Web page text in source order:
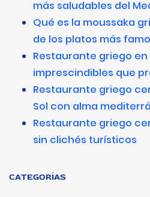
más saludables del
Qué es la moussaka
de los platos más
Restaurante griego
imprescindibles que
Restaurante griego
Sol con alma
Restaurante griego
sin clichés turísticos
CATEGORÍAS